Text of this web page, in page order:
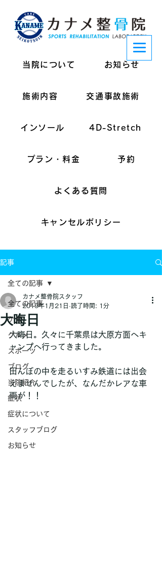
当院について お知らせ
施術内容 交通事故施術
インソール 4D-Stretch
プラン・料金 予約
よくある質問
キャンセルポリシー
記事
全ての記事
ケガ
グルメ
スポーツ
ブログ
当院紹介
症状
症状について
スタッフブログ
お知らせ
全ての記事
大晦日
カナメ整骨院スタッフ
2019年1月21日 読了時間: 1分
大晦日。久々に千葉県は大原方面へキ
ャンプへ行ってきました。
田んぼの中を走るいすみ鉄道には出会
えませんでしたが、なんだかレアな車
両が！！